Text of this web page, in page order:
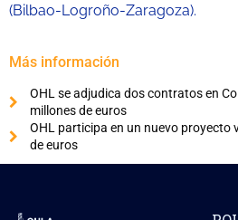
(Bilbao-Logroño-Zaragoza).
Más información
OHL se adjudica dos contratos en
millones de euros
OHL participa en un nuevo proyecto
de euros